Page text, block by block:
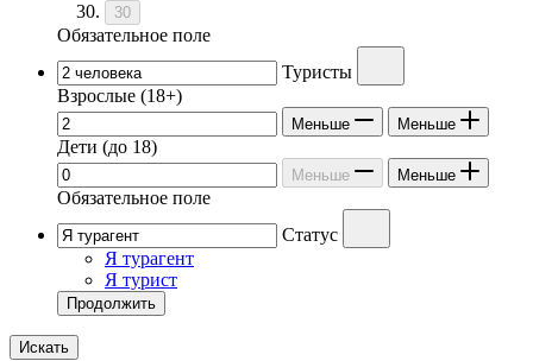
30
Обязательное поле
Туристы
Взрослые (18+)
Меньше Меньше
Дети (до 18)
Меньше Меньше
Обязательное поле
Статус
Я турагент
Я турист
Продолжить
Искать